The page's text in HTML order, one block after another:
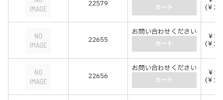
22579 カート (￥
22655
お問い合わせください
カート
￥
(￥
22656
お問い合わせください
カート
￥
(￥